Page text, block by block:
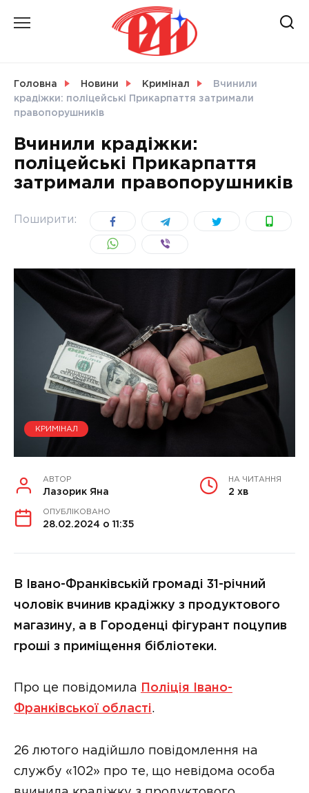
СВІТ
УКРАЇНА
Головна Новини Кримінал
Вчинили
крадіжки: поліцейські Прикарпаття затримали
правопорушників
Вчинили крадіжки:
поліцейські Прикарпаття
затримали правопорушників
Поширити:
КРИМІНАЛ
АВТОР
Лазорик Яна
НА ЧИТАННЯ
2 хв
ОПУБЛІКОВАНО
28.02.2024 о 11:35
В Івано-Франківській громаді 31-річний
чоловік вчинив крадіжку з продуктового
магазину, а в Городенці фігурант поцупив
гроші з приміщення бібліотеки.
Про це повідомила
Поліція Івано-
Франківської області.
26 лютого надійшло повідомлення на
службу «102» про те, що невідома особа